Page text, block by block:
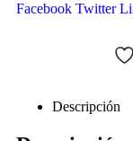
Facebook Twitter
Descripción